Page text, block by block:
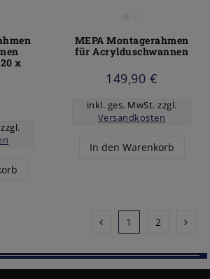
x
zzgl.
MEPA Montagerahmen
für Acrylduschwannen
149,90 €
inkl. ges. MwSt. zzgl.
Versandkosten
In den Warenkorb
1 2